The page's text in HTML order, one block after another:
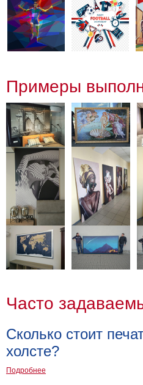
Примеры
Часто
Сколько стоит
холсте?
Подробнее